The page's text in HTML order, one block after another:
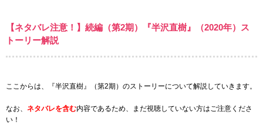
【ネタバレ注意！】続編（第2期）『半沢直樹』（2020年）ス
トーリー解説
ここからは、『半沢直樹』（第2期）のストーリーについて解説していきます。
なお、 ネタバレを含む内容であるため、まだ視聴していない方はご注意くださ
い！